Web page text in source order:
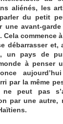
aliénés, les
du petit
une avant-
Cela commence
débarrasser et,
un pays de
à penser
par la même
ne peut pas
par une autre,